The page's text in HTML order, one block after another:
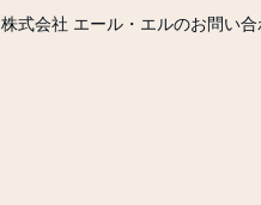
株式会社 エール・エルのお問い